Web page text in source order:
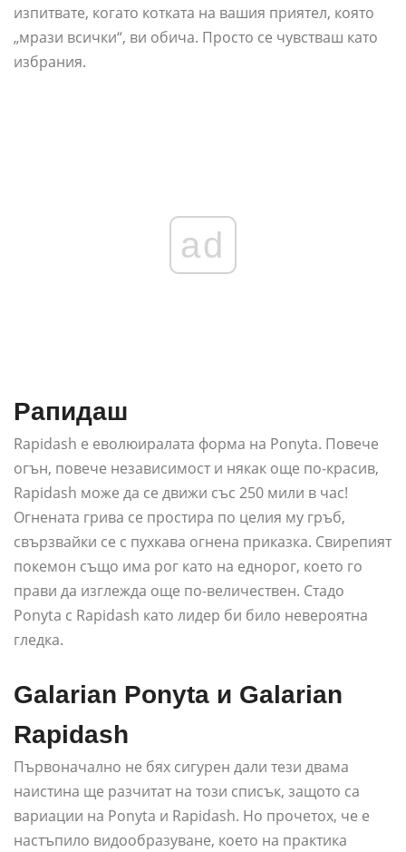
изпитвате, когато котката на вашия приятел, която
„мрази всички“, ви обича. Просто се чувстваш като
избрания.
ad
Рапидаш
Rapidash е еволюиралата форма на Ponyta. Повече
огън, повече независимост и някак още по-красив,
Rapidash може да се движи със 250 мили в час!
Огнената грива се простира по целия му гръб,
свързвайки се с пухкава огнена приказка. Свирепият
покемон също има рог като на еднорог, което го
прави да изглежда още по-величествен. Стадо
Ponyta с Rapidash като лидер би било невероятна
гледка.
Galarian Ponyta и Galarian
Rapidash
Първоначално не бях сигурен дали тези двама
наистина ще разчитат на този списък, защото са
вариации на Ponyta и Rapidash. Но прочетох, че е
настъпило видообразуване, което на практика